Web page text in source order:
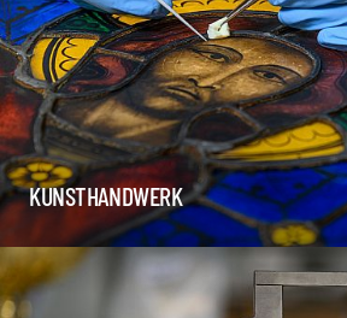
KUNSTHANDWERK